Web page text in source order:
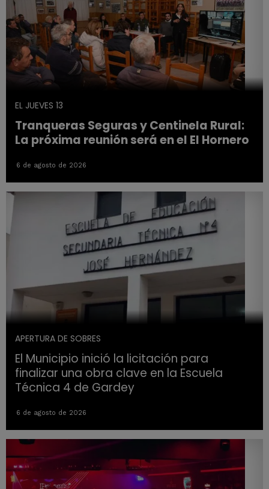
EL JUEVES 13
Tranqueras Seguras y Centinela Rural:
La próxima reunión será en el El Hornero
6 de agosto de 2026
APERTURA DE SOBRES
El Municipio inició la licitación para
finalizar una obra clave en la Escuela
Técnica 4 de Gardey
6 de agosto de 2026